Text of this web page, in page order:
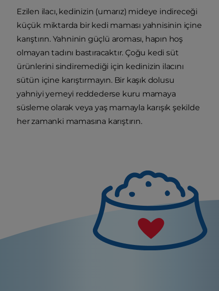
Ezilen ilacı, kedinizin (umarız) mideye indireceği
küçük miktarda bir kedi maması yahnisinin içine
karıştırın. Yahninin güçlü aroması, hapın hoş
olmayan tadını bastıracaktır. Çoğu kedi süt
ürünlerini sindiremediği için kedinizin ilacını
sütün içine karıştırmayın. Bir kaşık dolusu
yahniyi yemeyi reddederse kuru mamaya
süsleme olarak veya yaş mamayla karışık şekilde
her zamanki mamasına karıştırın.